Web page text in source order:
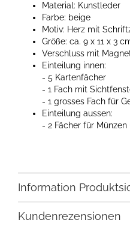
Material: Kunstleder
Farbe: beige
Motiv: Herz mit
Größe: ca. 9 x 11 x 3
Verschluss mit
Einteilung innen:
- 5 Kartenfächer
- 1 Fach mit
- 1 grosses Fach für
Einteilung aussen:
- 2 Fächer für Münzen
Information
Kundenrezensionen